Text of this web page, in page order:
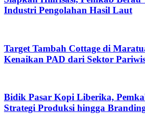
Industri Pengolahan Hasil Laut
Target Tambah Cottage di
Kenaikan PAD dari Sektor
Bidik Pasar Kopi Liberika,
Strategi Produksi hingga